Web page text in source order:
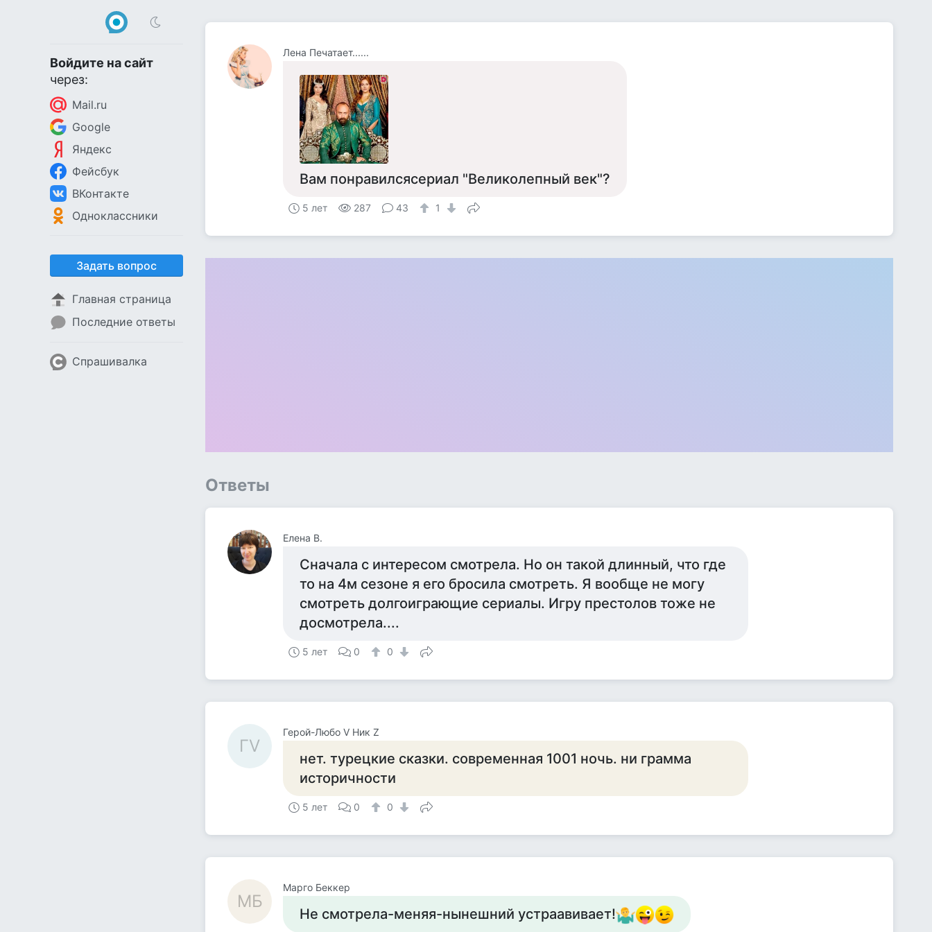
Войдите на сайт
через:
Mail.ru
Google
Яндекс
Фейсбук
ВКонтакте
Одноклассники
Задать вопрос
Главная страница
Последние ответы
Спрашивалка
Лена Печатает......
Вам понравилсясериал "Великолепный век"?
5 лет 287 43 1
Ответы
Елена В.
Сначала с интересом смотрела. Но он такой длинный, что где
то на 4м сезоне я его бросила смотреть. Я вообще не могу
смотреть долгоиграющие сериалы. Игру престолов тоже не
досмотрела....
5 лет 0 0
ГV
Герой-Любо V Ник Z
нет. турецкие сказки. современная 1001 ночь. ни грамма
историчности
5 лет 0 0
MБ
Mарго Беккер
Не смотрела-меняя-нынешний устраавивает!